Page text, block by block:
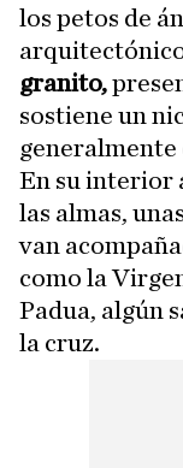
los petos de
granito,
sostiene un
generalmente
En su interior
las almas,
van
como la
Padua, algún
la cruz.